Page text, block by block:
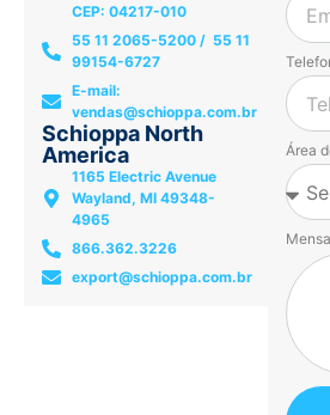
CEP: 04217-010
55 11 2065-5200 / 55 11
99154-6727
E-mail:
vendas@schioppa.com.br
Schioppa North
America
1165 Electric Avenue
Wayland, MI 49348-
4965
866.362.3226
export@schioppa.com.br
Área